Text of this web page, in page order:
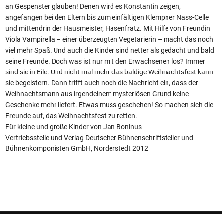
an Gespenster glauben! Denen wird es Konstantin zeigen,
angefangen bei den Eltern bis zum einfältigen Klempner Nass-Celle
und mittendrin der Hausmeister, Hasenfratz. Mit Hilfe von Freundin
Viola Vampirella – einer überzeugten Vegetarierin – macht das noch
viel mehr Spaß. Und auch die Kinder sind netter als gedacht und bald
seine Freunde. Doch was ist nur mit den Erwachsenen los? Immer
sind sie in Eile. Und nicht mal mehr das baldige Weihnachtsfest kann
sie begeistern. Dann trifft auch noch die Nachricht ein, dass der
Weihnachtsmann aus irgendeinem mysteriösen Grund keine
Geschenke mehr liefert. Etwas muss geschehen! So machen sich die
Freunde auf, das Weihnachtsfest zu retten.
Für kleine und große Kinder von Jan Boninus
Vertriebsstelle und Verlag Deutscher Bühnenschriftsteller und
Bühnenkomponisten GmbH, Norderstedt 2012